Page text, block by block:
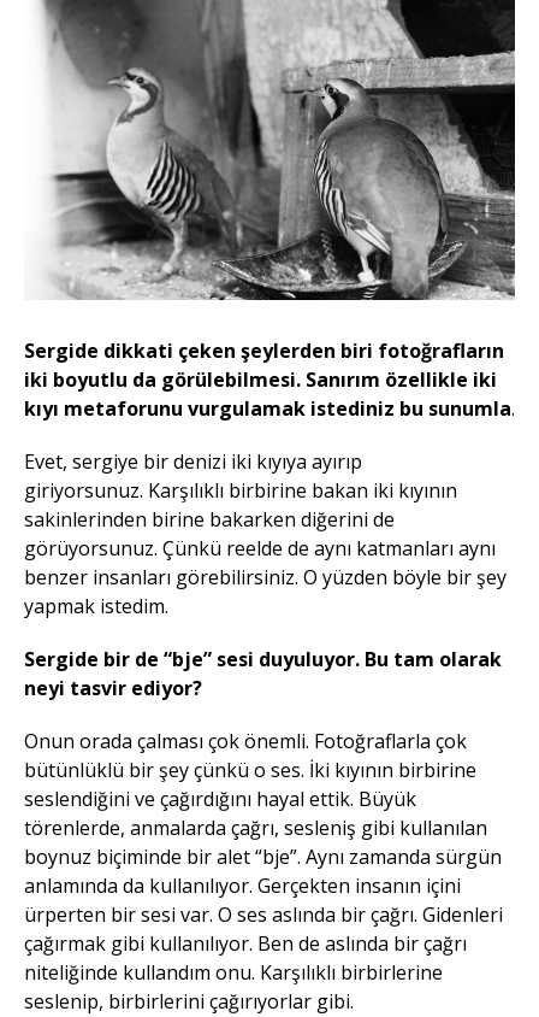
Sergide dikkati çeken şeylerden biri fotoğrafların
iki boyutlu da görülebilmesi. Sanırım özellikle iki
kıyı metaforunu vurgulamak istediniz bu sunumla.
Evet, sergiye bir denizi iki kıyıya ayırıp
giriyorsunuz. Karşılıklı birbirine bakan iki kıyının
sakinlerinden birine bakarken diğerini de
görüyorsunuz. Çünkü reelde de aynı katmanları aynı
benzer insanları görebilirsiniz. O yüzden böyle bir şey
yapmak istedim.
Sergide bir de “bje” sesi duyuluyor. Bu tam olarak
neyi tasvir ediyor?
Onun orada çalması çok önemli. Fotoğraflarla çok
bütünlüklü bir şey çünkü o ses. İki kıyının birbirine
seslendiğini ve çağırdığını hayal ettik. Büyük
törenlerde, anmalarda çağrı, sesleniş gibi kullanılan
boynuz biçiminde bir alet “bje”. Aynı zamanda sürgün
anlamında da kullanılıyor. Gerçekten insanın içini
ürperten bir sesi var. O ses aslında bir çağrı. Gidenleri
çağırmak gibi kullanılıyor. Ben de aslında bir çağrı
niteliğinde kullandım onu. Karşılıklı birbirlerine
seslenip, birbirlerini çağırıyorlar gibi.